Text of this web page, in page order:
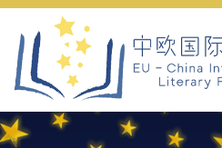
Skip
content